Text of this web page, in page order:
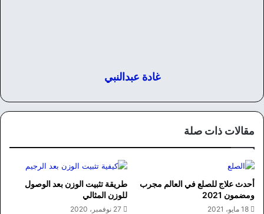
غادة عبدالنبي
مقالات ذات صلة
أحدث علاج للصلع في العالم مجرب
ومضمون 2021
18 مايو، 2021
طريقة تثبيت الوزن بعد الوصول
للوزن المثالي
27 نوفمبر، 2020